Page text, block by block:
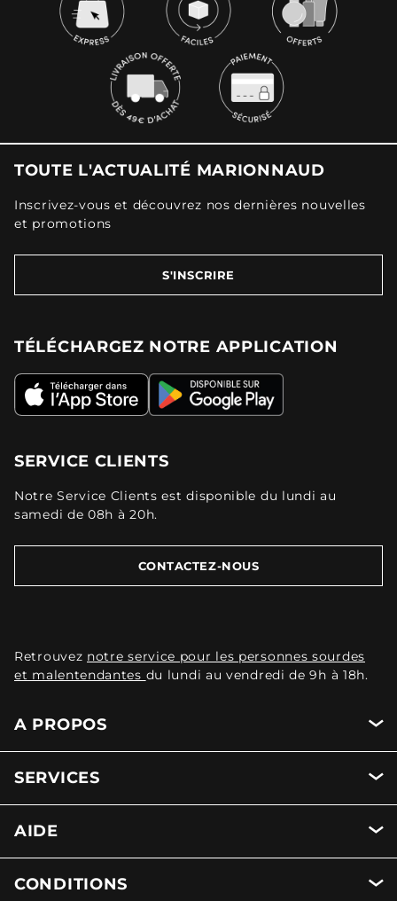
TOUTE L'ACTUALITÉ MARIONNAUD
Inscrivez-vous et découvrez nos dernières nouvelles
et promotions
S'INSCRIRE
TÉLÉCHARGEZ NOTRE APPLICATION
SERVICE CLIENTS
Notre Service Clients est disponible du lundi au
samedi de 08h à 20h.
CONTACTEZ-NOUS
Retrouvez notre service pour les personnes sourdes
et malentendantes du lundi au vendredi de 9h à 18h.
A PROPOS
SERVICES
AIDE
CONDITIONS